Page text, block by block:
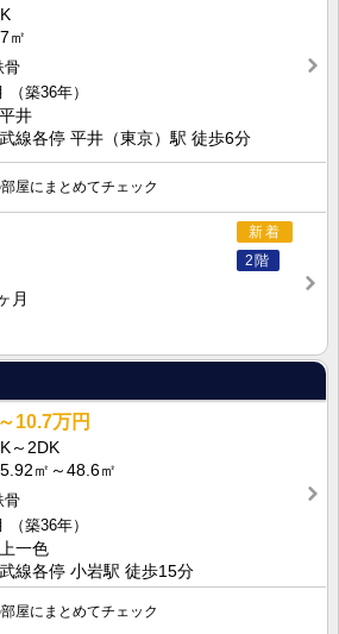
㎡
骨
（築36年）
井
線各停 平井（東京）駅 徒歩6分
屋にまとめてチェック
新着
2階
月
10.7万円
～2DK
㎡～48.6㎡
骨
（築36年）
一色
線各停 小岩駅 徒歩15分
屋にまとめてチェック